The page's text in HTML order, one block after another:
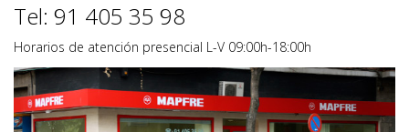
Tel: 91 405 35 98
Horarios de atención presencial L-V 09:00h-18:00h